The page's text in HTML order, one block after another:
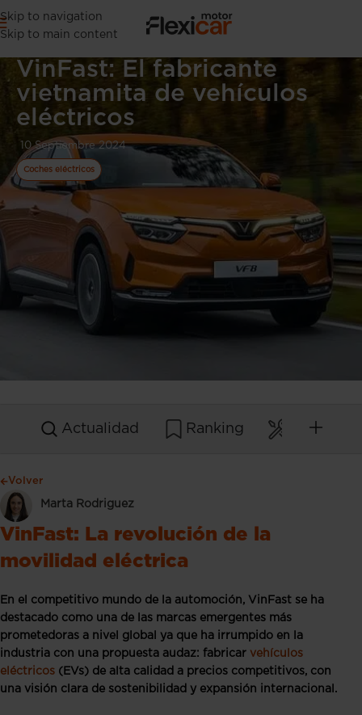
Skip to navigation
Skip to main content
VinFast: El fabricante
vietnamita de vehículos
eléctricos
10 Septiembre 2024
Coches eléctricos
Actualidad Ranking
Volver
Marta Rodriguez
VinFast: La revolución de la
movilidad eléctrica
En el competitivo mundo de la automoción, VinFast se ha
destacado como una de las marcas emergentes más
prometedoras a nivel global ya que ha irrumpido en la
industria con una propuesta audaz: fabricar vehículos
eléctricos (EVs) de alta calidad a precios competitivos, con
una visión clara de sostenibilidad y expansión internacional.